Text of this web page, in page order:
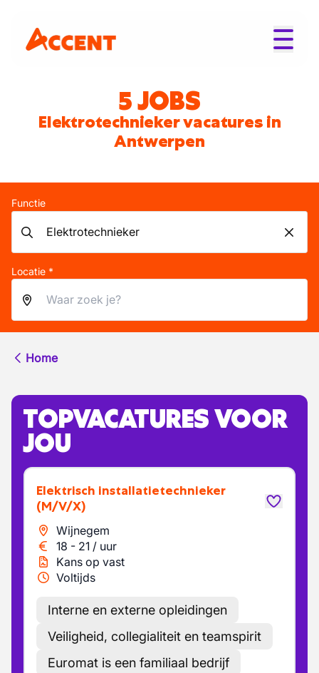
5 JOBS
Elektrotechnieker vacatures in
Antwerpen
Functie
Locatie *
Home
TOPVACATURES VOOR
JOU
Elektrisch installatietechnieker
(M/V/X)
Wijnegem
18 - 21 / uur
Kans op vast
Voltijds
Interne en externe opleidingen
Veiligheid, collegialiteit en teamspirit
Euromat is een familiaal bedrijf